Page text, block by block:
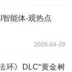
能体-观热点
2026-04-29
环》DLC“黄金树